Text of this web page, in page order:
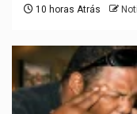
10 horas Atrás